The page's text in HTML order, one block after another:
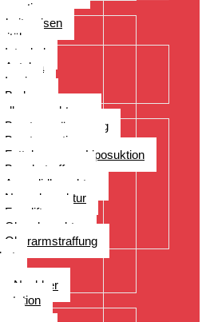
Istanbul
Antalya
Izmir
Bodrum
Brustvergrösserung
Brustoperationen
Fettabsaugung Liposuktion
Bauchstraffung
Augenlidkorrektur
Nasenkorrektur
Faceliftung
Ohrenkorrektur
Oberarmstraffung
Nachher